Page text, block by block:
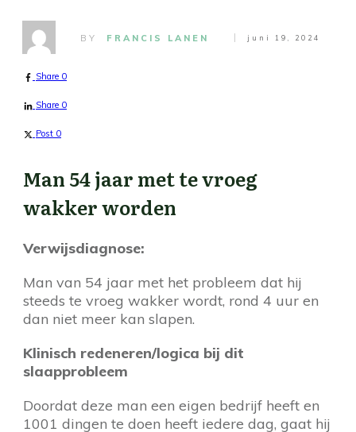
BY FRANCIS LANEN juni 19, 2024
Share 0
Share 0
Post 0
Man 54 jaar met te vroeg
wakker worden
Verwijsdiagnose:
Man van 54 jaar met het probleem dat hij
steeds te vroeg wakker wordt, rond 4 uur en
dan niet meer kan slapen.
Klinisch redeneren/logica bij dit
slaapprobleem
Doordat deze man een eigen bedrijf heeft en
1001 dingen te doen heeft iedere dag, gaat hij